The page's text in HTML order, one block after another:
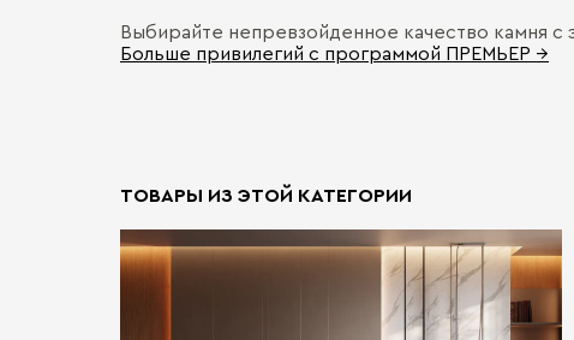
Выбирайте непревзойденное качество камня
Больше привилегий с программой ПРЕМЬЕР →
ТОВАРЫ ИЗ ЭТОЙ КАТЕГОРИИ